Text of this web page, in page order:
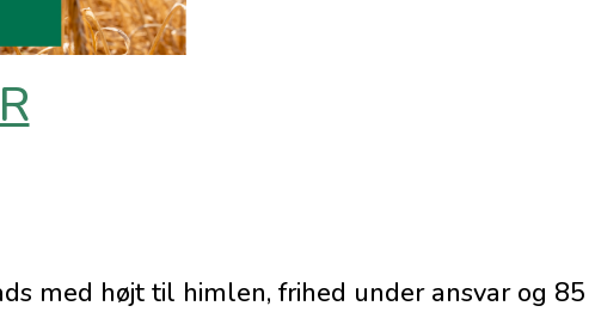
med højt til himlen, frihed under ansvar og 85